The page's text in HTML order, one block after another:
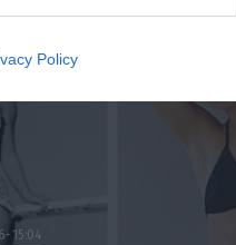
Policy
15:04